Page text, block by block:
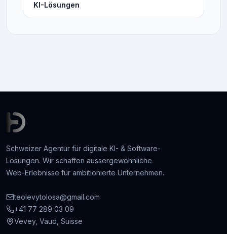
KI-Lösungen
Schweizer Agentur für digitale KI- & Software-
Lösungen. Wir schaffen aussergewöhnliche
Web-Erlebnisse für ambitionierte Unternehmen.
teolevytolosa@gmail.com
+41 77 289 03 09
Vevey, Vaud, Suisse